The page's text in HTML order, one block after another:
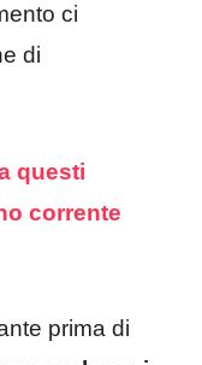
ci
di
questi
corrente
prima di